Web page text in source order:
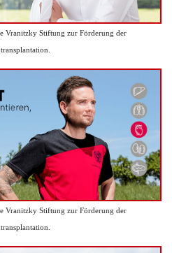
Vranitzky Stiftung zur Förderung der
Vranitzky Stiftung zur Förderung der